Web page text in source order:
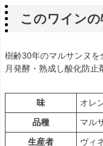
このワインの
樹齢30年のマルサンヌ
月発酵・熟成し酸化防止
味
オレ
品種
マル
生産者
ヴィ